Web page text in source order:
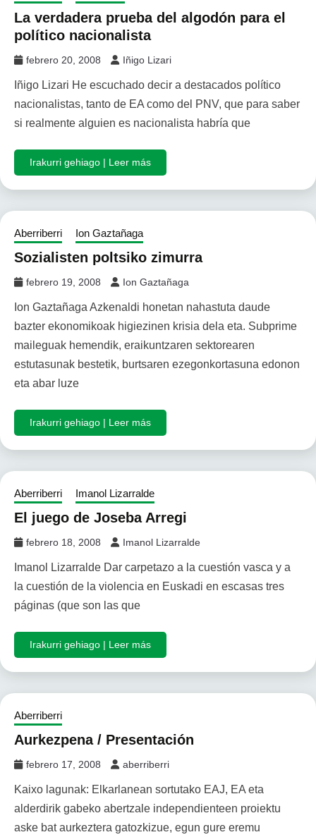
La verdadera prueba del algodón para el
político nacionalista
febrero 20, 2008 Iñigo Lizari
Iñigo Lizari He escuchado decir a destacados político
nacionalistas, tanto de EA como del PNV, que para saber
si realmente alguien es nacionalista habría que
Irakurri gehiago | Leer más
Aberriberri Ion Gaztañaga
Sozialisten poltsiko zimurra
febrero 19, 2008 Ion Gaztañaga
Ion Gaztañaga Azkenaldi honetan nahastuta daude
bazter ekonomikoak higiezinen krisia dela eta. Subprime
maileguak hemendik, eraikuntzaren sektorearen
estutasunak bestetik, burtsaren ezegonkortasuna edonon
eta abar luze
Irakurri gehiago | Leer más
Aberriberri Imanol Lizarralde
El juego de Joseba Arregi
febrero 18, 2008 Imanol Lizarralde
Imanol Lizarralde Dar carpetazo a la cuestión vasca y a
la cuestión de la violencia en Euskadi en escasas tres
páginas (que son las que
Irakurri gehiago | Leer más
Aberriberri
Aurkezpena / Presentación
febrero 17, 2008 aberriberri
Kaixo lagunak: Elkarlanean sortutako EAJ, EA eta
alderdirik gabeko abertzale independienteen proiektu
aske bat aurkeztera gatozkizue, egun gure eremu